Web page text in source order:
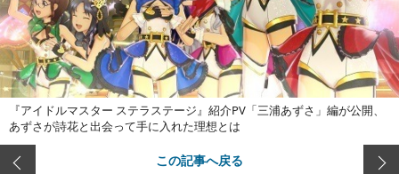
『アイドルマスター ステラステージ』紹介PV「三浦あずさ」編が公開、
あずさが詩花と出会って手に入れた理想とは
この記事へ戻る